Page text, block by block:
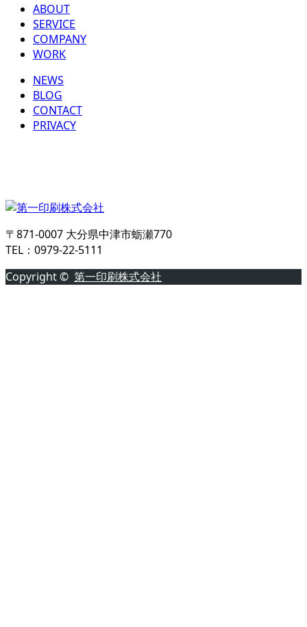
ABOUT
SERVICE
COMPANY
WORK
NEWS
BLOG
CONTACT
PRIVACY
〒871-0007 大分県中津市蛎瀬770
TEL：0979-22-5111
Copyright © 第一印刷株式会社